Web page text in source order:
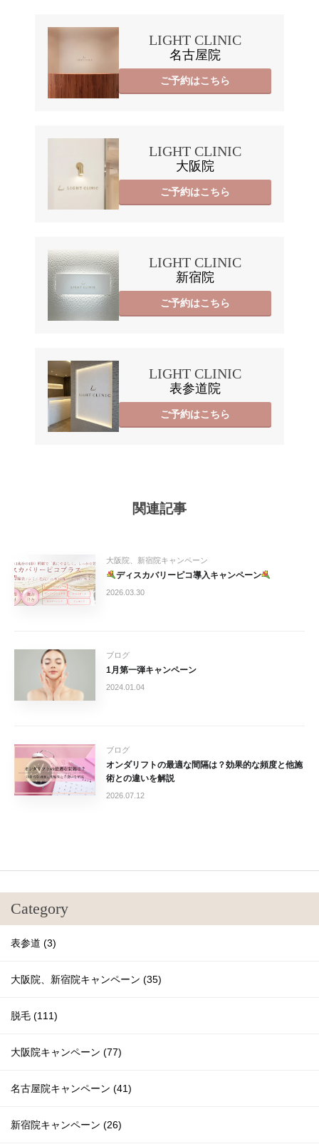
LIGHT CLINIC
名古屋院
ご予約はこちら
LIGHT CLINIC
大阪院
ご予約はこちら
LIGHT CLINIC
新宿院
ご予約はこちら
LIGHT CLINIC
表参道院
ご予約はこちら
関連記事
大阪院、新宿院キャンペーン
ディスカバリーピコ導入キャンペーン
2026.03.30
ブログ
1月第一弾キャンペーン
2024.01.04
ブログ
オンダリフトの最適な間隔は？効果的な頻度と他施
術との違いを解説
2026.07.12
Category
表参道 (3)
大阪院、新宿院キャンペーン (35)
脱毛 (111)
大阪院キャンペーン (77)
名古屋院キャンペーン (41)
新宿院キャンペーン (26)